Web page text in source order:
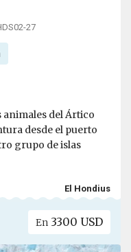
27
animales del Ártico
desde el puerto
grupo de islas
El Hondius
En 3300 USD